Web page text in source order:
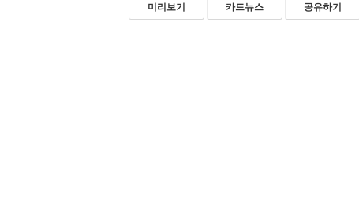
미리보기 카드뉴스 공유하기